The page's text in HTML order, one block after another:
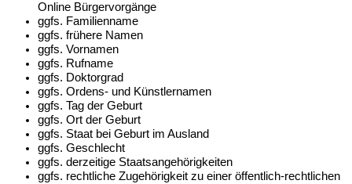
Online Bürgervorgänge
ggfs. Familienname
ggfs. frühere Namen
ggfs. Vornamen
ggfs. Rufname
ggfs. Doktorgrad
ggfs. Ordens- und Künstlernamen
ggfs. Tag der Geburt
ggfs. Ort der Geburt
ggfs. Staat bei Geburt im Ausland
ggfs. Geschlecht
ggfs. derzeitige Staatsangehörigkeiten
ggfs. rechtliche Zugehörigkeit zu einer öffentlich-rechtlichen